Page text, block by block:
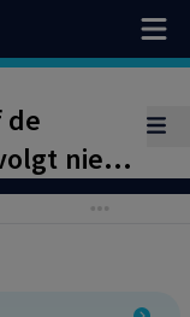
de
niet
van